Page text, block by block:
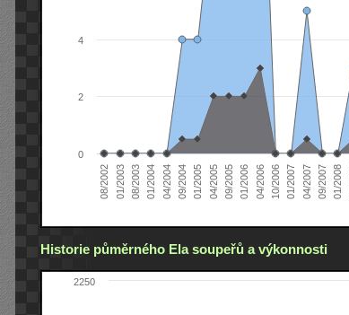
08/2002 01/2003 08/2003 01/2004 04/2004 09/2004 01/2005 04/2005 09/2005 01/2006 04/2006 10/2006 01/2007 04/2007 09/2007 01/2008
0
2
4
Historie půměrného Ela soupeřů a výkonnosti
2250